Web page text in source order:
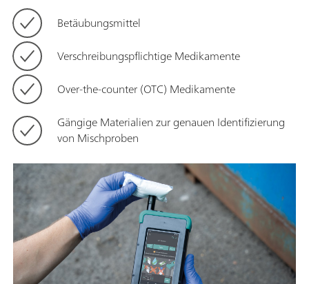
Betäubungsmittel
Verschreibungspflichtige Medikamente
Over-the-counter (OTC) Medikamente
Gängige Materialien zur genauen Identifizierung
von Mischproben